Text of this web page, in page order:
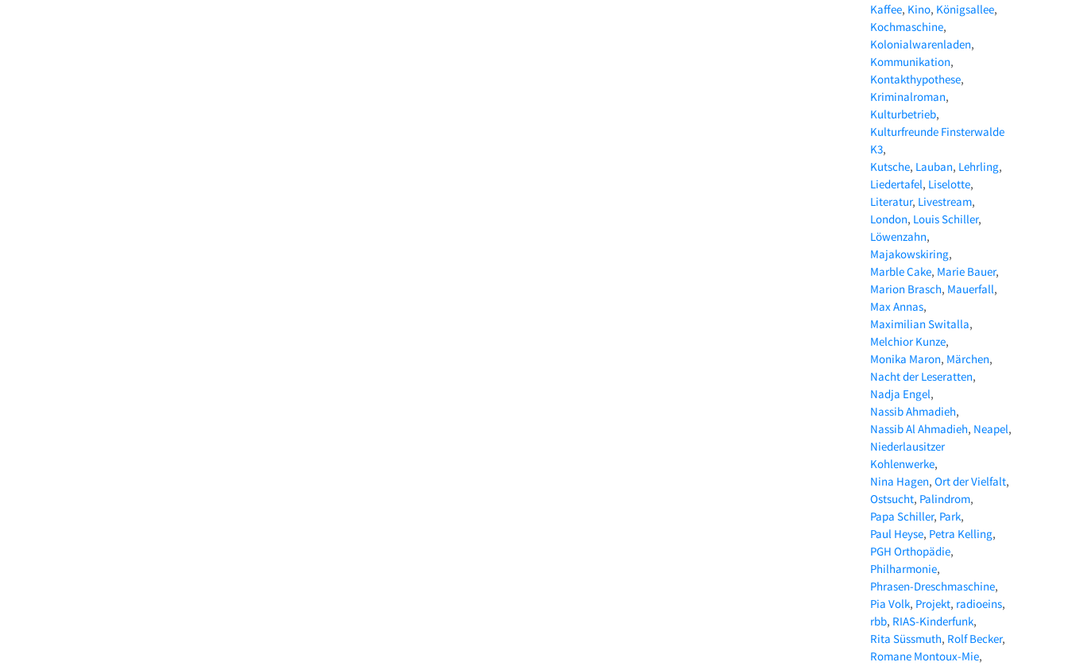
Kaffee Kino Königsallee
Kochmaschine
Kolonialwarenladen
Kommunikation
Kontakthypothese
Kriminalroman
Kulturbetrieb
Kulturfreunde Finsterwalde
K3
Kutsche Lauban Lehrling
Liedertafel Liselotte
Literatur Livestream
London Louis Schiller
Löwenzahn
Majakowskiring
Marble Cake Marie Bauer
Marion Brasch Mauerfall
Max Annas
Maximilian Switalla
Melchior Kunze
Monika Maron Märchen
Nacht der Leseratten
Nadja Engel
Nassib Ahmadieh
Nassib Al Ahmadieh Neapel
Niederlausitzer
Kohlenwerke
Nina Hagen Ort der Vielfalt
Ostsucht Palindrom
Papa Schiller Park
Paul Heyse Petra Kelling
PGH Orthopädie
Philharmonie
Phrasen-Dreschmaschine
Pia Volk Projekt radioeins
rbb RIAS-Kinderfunk
Rita Süssmuth Rolf Becker
Romane Montoux-Mie